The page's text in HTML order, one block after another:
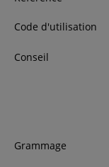
Code d'utilisation
Conseil
Grammage